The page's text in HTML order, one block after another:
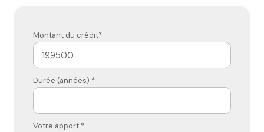
Montant du crédit*
Durée (années) *
Votre apport *